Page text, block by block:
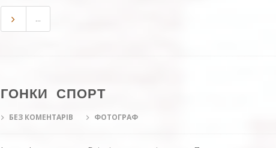
...
ГОНКИ СПОРТ
БЕЗ КОМЕНТАРІВ ФОТОГРАФ